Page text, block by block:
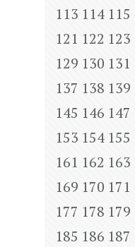
113 114 115
121 122 123
129 130 131
137 138 139
145 146 147
153 154 155
161 162 163
169 170 171
177 178 179
185 186 187